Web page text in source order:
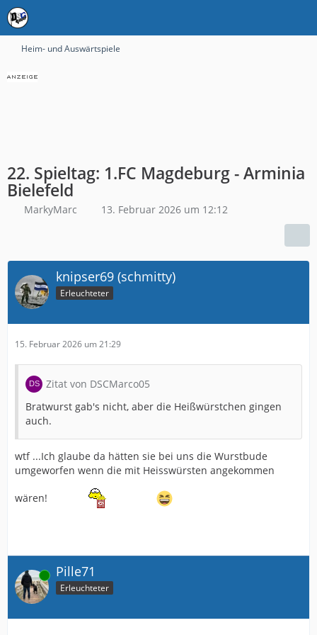
Heim- und Auswärtspiele
22. Spieltag: 1.FC Magdeburg - Arminia
Bielefeld
MarkyMarc 13. Februar 2026 um 12:12
knipser69 (schmitty)
Erleuchteter
15. Februar 2026 um 21:29
Zitat von DSCMarco05
Bratwurst gab's nicht, aber die Heißwürstchen gingen
auch.
wtf ...Ich glaube da hätten sie bei uns die Wurstbude
umgeworfen wenn die mit Heisswürsten angekommen
wären!
Online Pille71
Erleuchteter